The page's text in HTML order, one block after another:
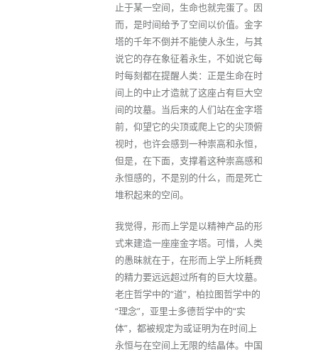
止于某一空间，生命也就完蛋了。因
而，是时间给予了空间以价值。金字
塔的千年不倒并不能使人永生，与其
说它的存在象征着永生，不如说它每
时每刻都在提醒人类：正是生命在时
间上的中止才造就了这座占有巨大空
间的坟墓。当后来的人们站在金字塔
前，仰望它的尖顶或爬上它的尖顶俯
视时，也许会感到一种崇高和永恒，
但是，在下面，支撑着这种崇高感和
永恒感的，不是别的什么，而是死亡
堆积起来的空间。
我觉得，形而上学是以精神产品的形
式来建造一座座金字塔。可惜，人类
的愚昧就在于，在形而上学上所耗费
的精力要远远超过所有的巨大坟墓。
老庄哲学中的“道”，柏拉图哲学中的
“理念”，亚里士多德哲学中的“实
体”，都被规定为或证明为在时间上
永恒与在空间上无限的结晶体。中国